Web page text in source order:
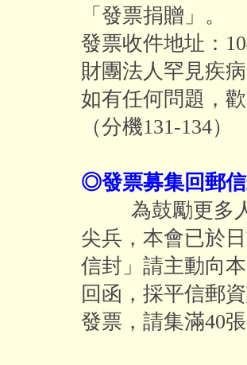
「發票捐贈」。
發票收件地址：
財團法人罕見疾
如有任何問題，
（分機131-134）
◎發票募集回郵
為鼓勵更多人
尖兵，本會已於
信封」請主動向
回函，採平信郵
發票，請集滿40